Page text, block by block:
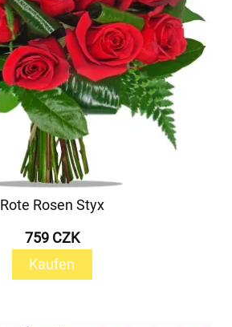
Rote Rosen Styx
759 CZK
Kaufen